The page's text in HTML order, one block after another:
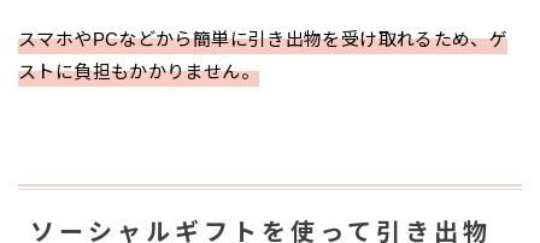
スマホやPCなどから簡単に引き出物を受け取れるため、ゲ
ストに負担もかかりません。
ソーシャルギフトを使って引き出物